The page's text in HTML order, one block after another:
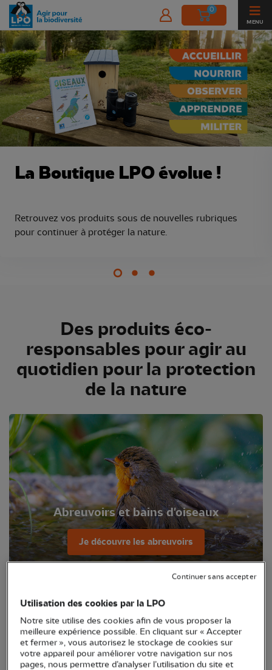
0
MENU
Boutique de la Ligue pour la
La Boutique LPO évolue !
Retrouvez vos produits sous de nouvelles rubriques
pour continuer à protéger la nature.
Des produits éco-
responsables pour agir au
quotidien pour la protection
de la nature
Abreuvoirs et bains d'oiseaux
Je découvre les abreuvoirs
Utilisation des cookies par la LPO
Notre site utilise des cookies afin de vous proposer la
meilleure expérience possible. En cliquant sur « Accepter
et fermer », vous autorisez le stockage de cookies sur
votre appareil pour améliorer votre navigation sur nos
pages, nous permettre d’analyser l’utilisation du site et
Continuer sans accepter